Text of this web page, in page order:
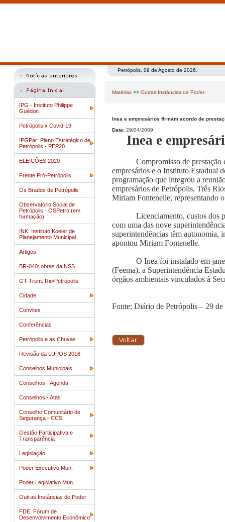
IPG - Instituto Philippe
Guédon
Petrópolis x Covid-19
IPGPar: Plano Estratégico de
Petrópolis - PEP20
ELEIÇÕES 2020
Frente Pró-Petrópolis
Os Brados de Petrópolis
Observatório Social de
Petrópolis - OSPetro (em
formação)
INK: Instituto Koeler de
Planejamento Municipal
Artigos
BR-040: obras da NSS
GT-Trem: Rio/Petrópolis
Cidade
Convites
Conferências
Petrópolis e as Chuvas
Revisão da LUPOS 2018
Conselhos Municipais
Conselhos - Agenda
Conselhos - Atas
Conselho Comunitário de
Segurança - CCS
Gestão Participativa e
Transparência
Legislação
Poder Executivo Mun.
Poder Legislativo Mun.
Outras Instâncias de Poder
FDE: Fórum de
Desenvolvimento Econômico
Petrópolis, 09 de Agosto de 2026.
Matérias >> Outras Instâncias de Poder
Inea e empresários firmam acordo de
Data: 29/04/2009
Inea e
Compromisso de prestação
empresários e o Instituto Estadual
programação que integrou a
empresários de Petrópolis, Três
Miriam Fontenelle, representando
Licenciamento, custos dos
com uma das nove
superintendências têm autonomia,
apontou Miriam Fontenelle.
O Inea foi instalado em
(Feema), a Superintendência
órgãos ambientais vinculados à
Fonte: Diário de Petrópolis – 29